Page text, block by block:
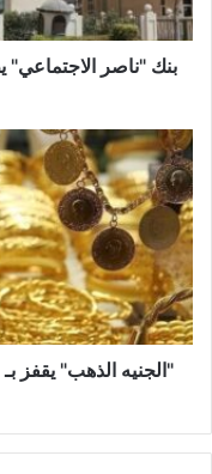
المعاش
مبكراً
قبلبنك "ناصر
"الجنيه
الذهب"
يقفز
بـ
932%
خلال
6
سنوات
متجاوزاً